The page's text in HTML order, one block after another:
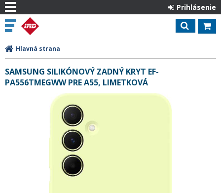
Prihlásenie
Hlavná strana
SAMSUNG SILIKÓNOVÝ ZADNÝ KRYT EF-
PA556TMEGWW PRE A55, LIMETKOVÁ